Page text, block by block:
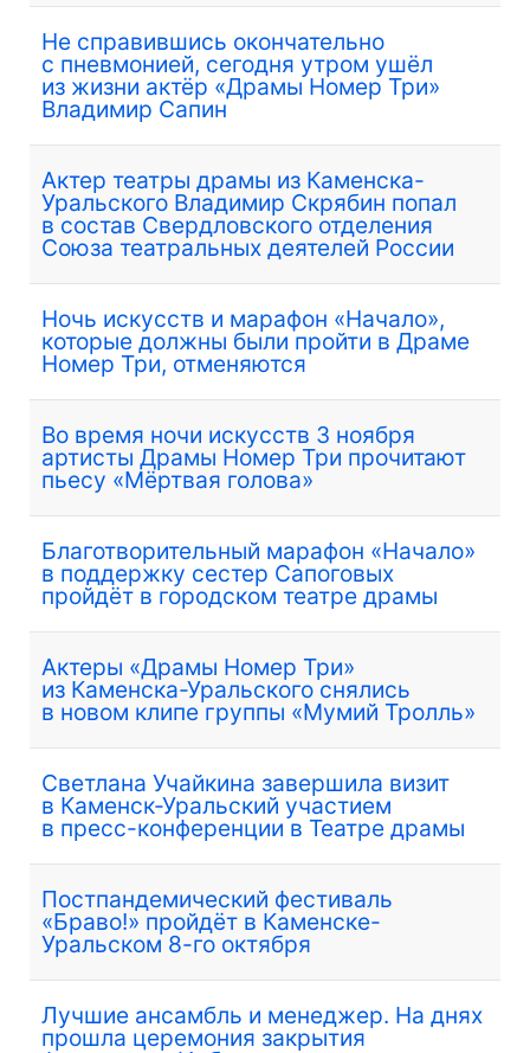
Не справившись окончательно
с пневмонией, сегодня утром ушёл
из жизни актёр «Драмы Номер Три»
Владимир Сапин
Актер театры драмы из Каменска-
Уральского Владимир Скрябин попал
в состав Свердловского отделения
Союза театральных деятелей России
Ночь искусств и марафон «Начало»,
которые должны были пройти в Драме
Номер Три, отменяются
Во время ночи искусств 3 ноября
артисты Драмы Номер Три прочитают
пьесу «Мёртвая голова»
Благотворительный марафон «Начало»
в поддержку сестер Сапоговых
пройдёт в городском театре драмы
Актеры «Драмы Номер Три»
из Каменска-Уральского снялись
в новом клипе группы «Мумий Тролль»
Светлана Учайкина завершила визит
в Каменск-Уральский участием
в пресс-конференции в Театре драмы
Постпандемический фестиваль
«Браво!» пройдёт в Каменске-
Уральском 8-го октября
Лучшие ансамбль и менеджер. На днях
прошла церемония закрытия